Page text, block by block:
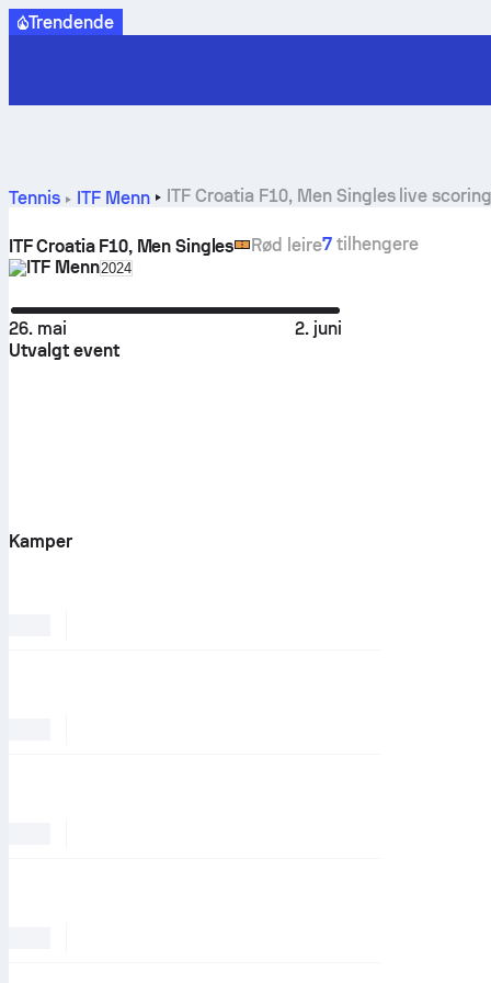
Trendende
Tennis ITF Menn ITF Croatia F10, Men Singles live
ITF Croatia F10, Men Singles Rød leire7tilhengere
ITF MennSelect season in unique tournament header
2024
26. mai
2. juni
Utvalgt event
Kamper